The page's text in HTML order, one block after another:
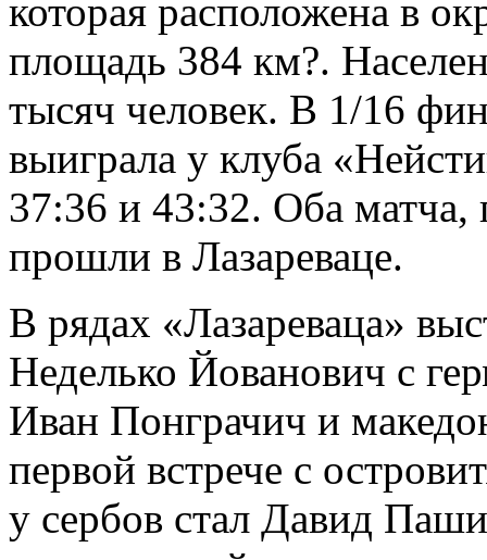
которая расположена в
площадь 384 км?.
тысяч человек. В 1/16
выиграла у клуба
37:36 и 43:32. Оба матча,
прошли в Лазареваце.
В рядах «Лазареваца»
Неделько Йованович с
Иван Понграчич и
первой встрече с
у сербов стал Давид